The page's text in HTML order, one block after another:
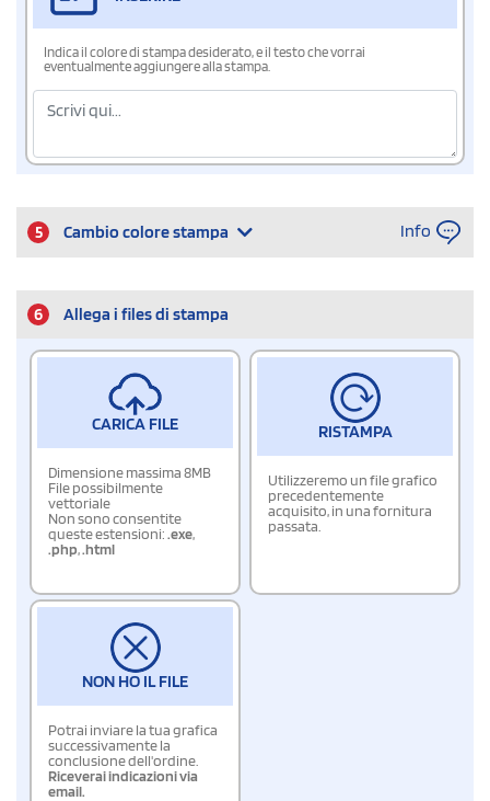
Indica il colore di stampa desiderato, e il testo che vorrai
eventualmente aggiungere alla stampa.
5 Cambio colore stampa Info
6 Allega i files di stampa
CARICA FILE
Dimensione massima 8MB
File possibilmente
vettoriale
Non sono consentite
queste estensioni:.exe,
.php,.html
RISTAMPA
Utilizzeremo un file grafico
precedentemente
acquisito, in una fornitura
passata.
NON HO IL FILE
Potrai inviare la tua grafica
successivamente la
conclusione dell'ordine.
Riceverai indicazioni via
email.